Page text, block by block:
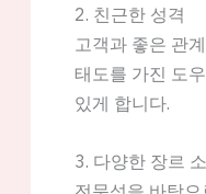
2. 친근한 성격
고객과 좋은 관
태도를 가진 도
있게 합니다.
3. 다양한 장르